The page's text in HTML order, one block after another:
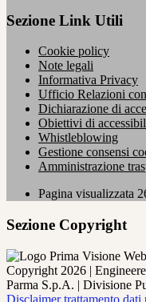
Sezione Link Utili
Cookie policy
Note legali
Informativa Privacy
Ufficio Relazioni
Dichiarazione di
Obiettivi di
Whistleblowing
Gestione consensi
Amministrazione
Pagina visualizzata
Sezione Copyright
Copyright 2026 |
Parma S.p.A. | Divisione
Disclaimer trattamento dati